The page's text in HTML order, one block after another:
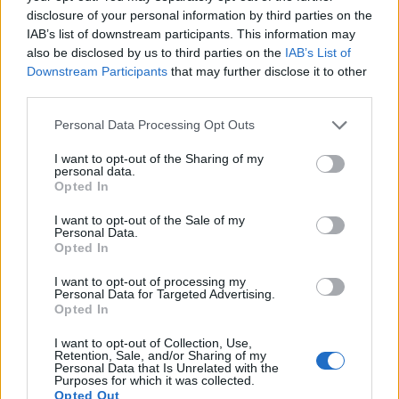
disclosure of your personal information by third parties on the
IAB’s list of downstream participants. This information may
also be disclosed by us to third parties on the IAB’s List of
Downstream Participants that may further disclose it to other
Personal Data Processing Opt Outs
I want to opt-out of the Sharing of my
personal data.
Opted In
I want to opt-out of the Sale of my
Personal Data.
Opted In
I want to opt-out of processing my
Personal Data for Targeted Advertising.
Opted In
I want to opt-out of Collection, Use,
Retention, Sale, and/or Sharing of my
Personal Data that Is Unrelated with the
Purposes for which it was collected.
Opted Out
Trist comiat de la Rapitenca de la Tercera
RFEF amb derrota a la Devesa
maig 11, 2024
3a divisió
L’entrenador Jordi Martin s’acomiada en el
maig 10, 2024
3a divisió
Crònica d’una ‘mort’ anunciada
DEIXA UNA RESPOSTA